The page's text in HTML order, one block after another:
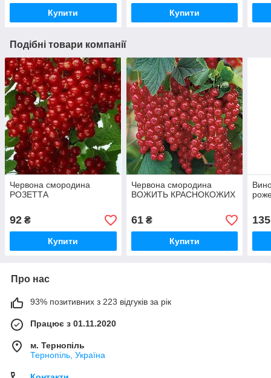
Купити Купити
Подібні товари компанії
Червона смородина
РОЗЕТТА
92 ₴
Купити
Червона смородина
ВОЖИТЬ КРАСНОКОЖИХ
61₴
Купити
135
Про нас
93% позитивних з 223 відгуків за рік
Працює з 01.11.2020
м. Тернопіль
Тернопіль, Україна